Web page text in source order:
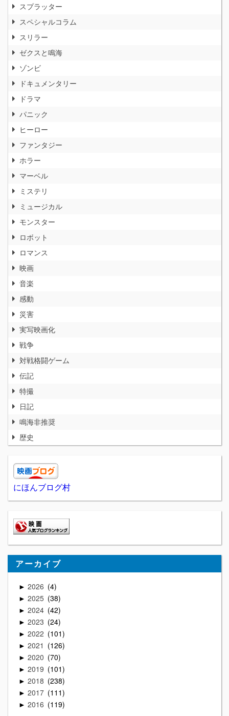
スプラッター
スペシャルコラム
スリラー
ゼクスと鳴海
ゾンビ
ドキュメンタリー
ドラマ
パニック
ヒーロー
ファンタジー
ホラー
マーベル
ミステリ
ミュージカル
モンスター
ロボット
ロマンス
映画
音楽
感動
災害
実写映画化
戦争
対戦格闘ゲーム
伝記
特撮
日記
鳴海非推奨
歴史
にほんブログ村
アーカイブ
► 2026 4
► 2025 38
► 2024 42
► 2023 24
► 2022 101
► 2021 126
► 2020 70
► 2019 101
► 2018 238
► 2017 111
► 2016 119